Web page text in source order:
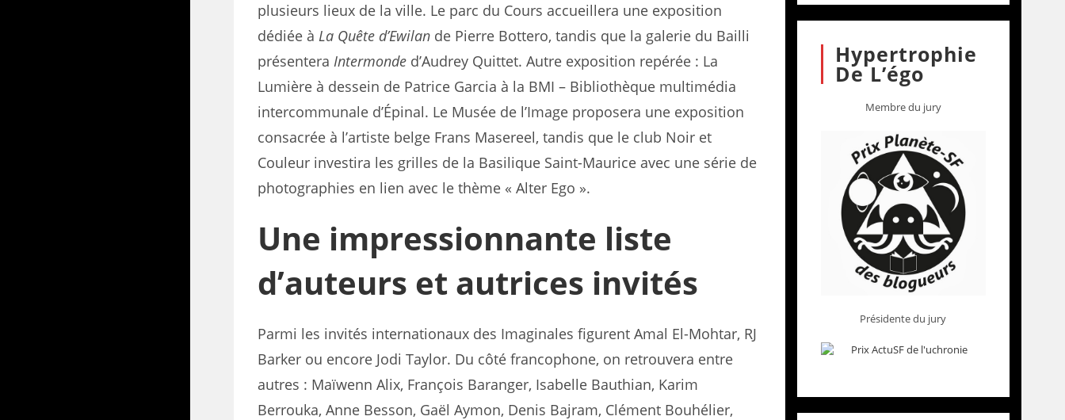
plusieurs lieux de la ville. Le parc du Cours accueillera une exposition
dédiée àLa Quête d’Ewilan de Pierre Bottero, tandis que la galerie du Bailli
présenteraIntermonde d’Audrey Quittet. Autre exposition repérée : La
Lumière à dessein de Patrice Garcia à la BMI – Bibliothèque multimédia
intercommunale d’Épinal. Le Musée de l’Image proposera une exposition
consacrée à l’artiste belge Frans Masereel, tandis que le club Noir et
Couleur investira les grilles de la Basilique Saint-Maurice avec une série de
photographies en lien avec le thème « Alter Ego ».
Une impressionnante liste
d’auteurs et autrices invités
Parmi les invités internationaux des Imaginales figurent Amal El-Mohtar, RJ
Barker ou encore Jodi Taylor. Du côté francophone, on retrouvera entre
autres : Maïwenn Alix, François Baranger, Isabelle Bauthian, Karim
Berrouka, Anne Besson, Gaël Aymon, Denis Bajram, Clément Bouhélier,
Hypertrophie
De L’égo
Membre du jury
Présidente du jury